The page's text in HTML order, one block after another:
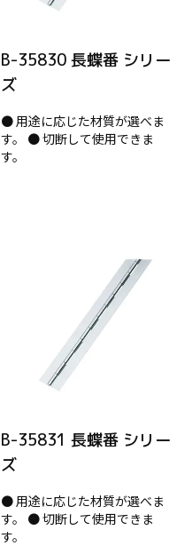
B-35830 長蝶番 シリー
ズ
● 用途に応じた材質が選べま
す。 ● 切断して使用できま
す。
B-35831 長蝶番 シリー
ズ
● 用途に応じた材質が選べま
す。 ● 切断して使用できま
す。